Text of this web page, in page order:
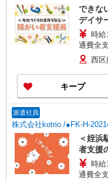
できな
デイサ
時
通費全
西区
キープ
派遣社員
株式会社kotrio /●FK-H-
＜姪浜
者支援
時
通費全